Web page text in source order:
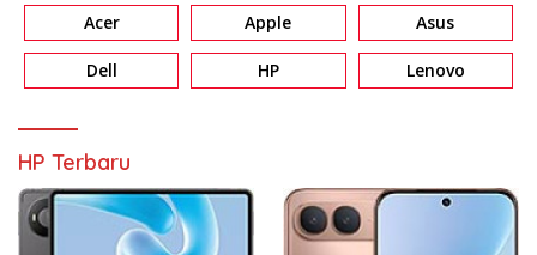
Acer Apple Asus
Dell HP Lenovo
HP Terbaru